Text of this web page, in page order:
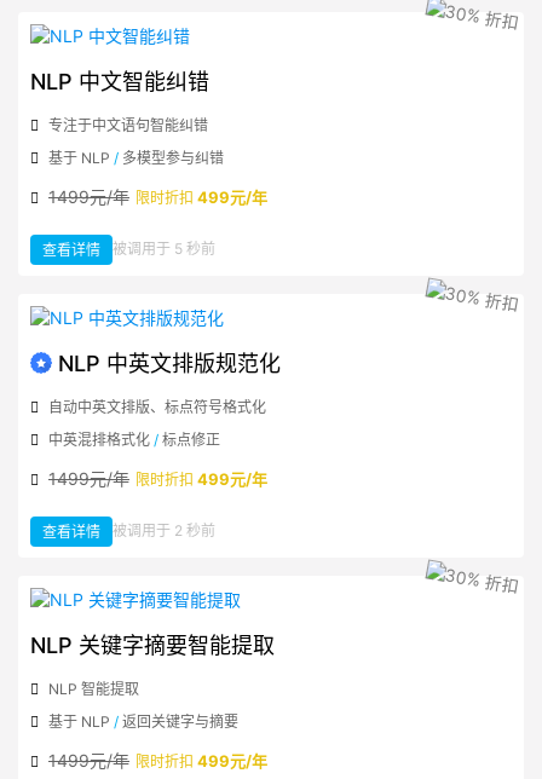
本
分
词
NLP 中文智能纠错
专注于中文语句智能纠错
基于 NLP / 多模型参与纠错
1499元/年 限时折扣 499元/年
查看详情 ：
NLP
能
纠
错
被调用于 5 秒前
NLP 中英文排版规范化
自动中英文排版、标点符号格式化
中英混排格式化 / 标点修正
1499元/年 限时折扣 499元/年
查看详情 ：
NLP
排
版
规
化
被调用于 2 秒前
NLP 关键字摘要智能提取
NLP 智能提取
基于 NLP / 返回关键字与摘要
1499元/年 限时折扣 499元/年